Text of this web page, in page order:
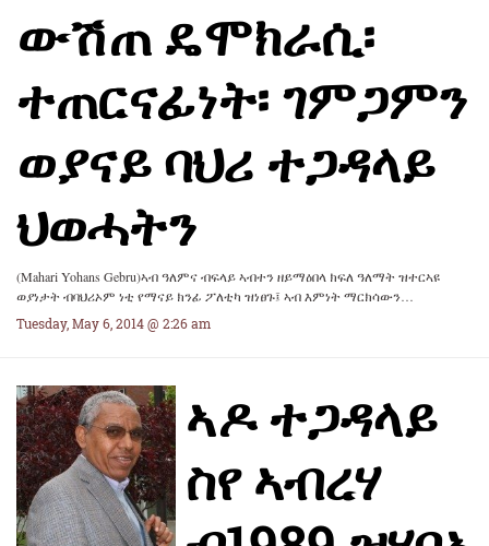
ውሽጠ ዴሞክራሲ፡
ተጠርናፊነት፡ ገምጋምን
ወያናይ ባህሪ ተጋዳላይ
ህወሓትን
(Mahari Yohans Gebru)ኣብ ዓለምና ብፍላይ ኣብተን ዘይማዕበላ ክፍለ ዓለማት ዝተርኣዩ
ወያነታት ብባህሪኦም ነቲ የማናይ ክንፊ ፖለቲካ ዝነፀጉ፤ ኣብ እምነት ማርክሳውን…
Tuesday, May 6, 2014 @ 2:26 am
ኣዶ ተጋዳላይ
ስየ ኣብረሃ